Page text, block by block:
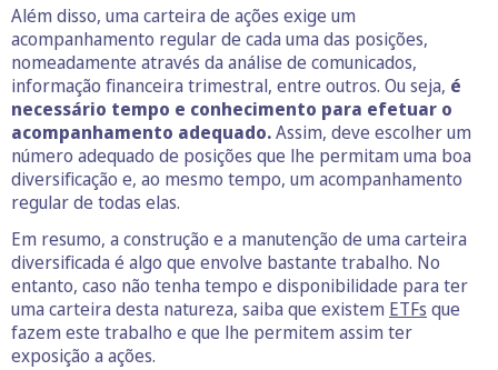
Além disso, uma carteira de ações exige um
acompanhamento regular de cada uma das posições,
nomeadamente através da análise de comunicados,
informação financeira trimestral, entre outros. Ou seja, é
necessário tempo e conhecimento para efetuar o
acompanhamento adequado.Assim, deve escolher um
número adequado de posições que lhe permitam uma boa
diversificação e, ao mesmo tempo, um acompanhamento
regular de todas elas.
Em resumo, a construção e a manutenção de uma carteira
diversificada é algo que envolve bastante trabalho. No
entanto, caso não tenha tempo e disponibilidade para ter
uma carteira desta natureza, saiba que existem ETFs que
fazem este trabalho e que lhe permitem assim ter
exposição a ações.